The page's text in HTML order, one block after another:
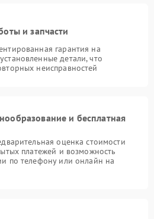
и запчасти
гарантия на
детали, что
неисправностей
и бесплатная
оценка стоимости
платежей и возможность
по телефону или онлайн на